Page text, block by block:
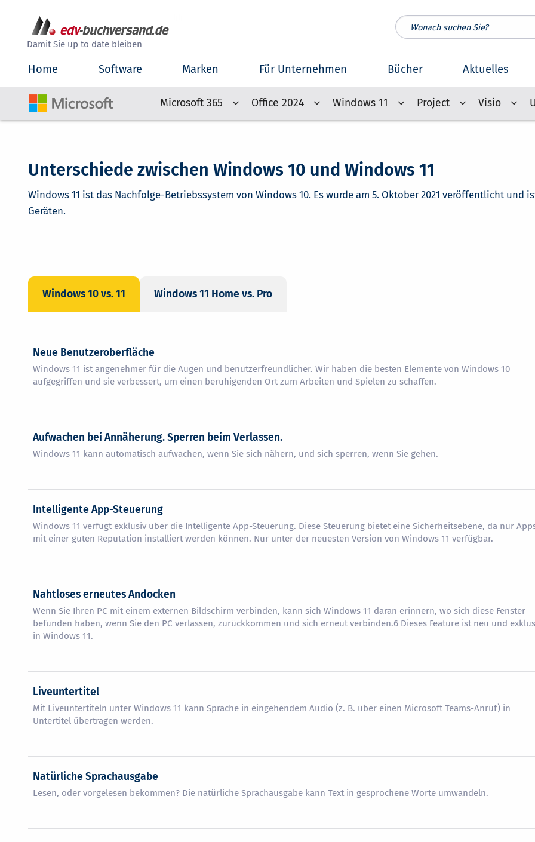
Damit Sie up to date bleiben
Home Software Marken Für Unternehmen Bücher Aktuelles
Microsoft 365 Office 2024 Windows 11 Project Visio
Unterschiede zwischen Windows 10 und Windows 11
Windows 11 ist das Nachfolge-Betriebssystem von Windows 10. Es wurde am 5. Oktober 2021 veröffentlicht
Geräten.
Windows 10 vs. 11 Windows 11 Home vs. Pro
Neue Benutzeroberfläche
Windows 11 ist angenehmer für die Augen und benutzerfreundlicher. Wir haben die besten Elemente von Windows 10
aufgegriffen und sie verbessert, um einen beruhigenden Ort zum Arbeiten und Spielen zu schaffen.
Aufwachen bei Annäherung. Sperren beim Verlassen.
Windows 11 kann automatisch aufwachen, wenn Sie sich nähern, und sich sperren, wenn Sie gehen.
Intelligente App-Steuerung
Windows 11 verfügt exklusiv über die Intelligente App-Steuerung. Diese Steuerung bietet eine Sicherheitsebene, da nur
mit einer guten Reputation installiert werden können. Nur unter der neuesten Version von Windows 11 verfügbar.
Nahtloses erneutes Andocken
Wenn Sie Ihren PC mit einem externen Bildschirm verbinden, kann sich Windows 11 daran erinnern, wo sich diese Fenster
befunden haben, wenn Sie den PC verlassen, zurückkommen und sich erneut verbinden.6 Dieses Feature ist neu und
in Windows 11.
Liveuntertitel
Mit Liveuntertiteln unter Windows 11 kann Sprache in eingehendem Audio (z. B. über einen Microsoft Teams-Anruf) in
Untertitel übertragen werden.
Natürliche Sprachausgabe
Lesen, oder vorgelesen bekommen? Die natürliche Sprachausgabe kann Text in gesprochene Worte umwandeln.